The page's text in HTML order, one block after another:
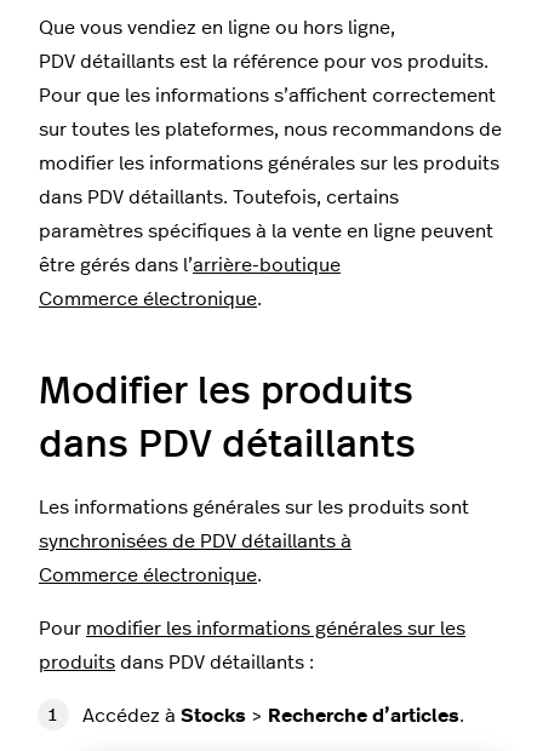
Que vous vendiez en ligne ou hors ligne,
PDV détaillants est la référence pour vos produits.
Pour que les informations s’affichent correctement
sur toutes les plateformes, nous recommandons de
modifier les informations générales sur les produits
dans PDV détaillants. Toutefois, certains
paramètres spécifiques à la vente en ligne peuvent
être gérés dans l’arrière-boutique
Commerce électronique.
Modifier les produits
dans PDV détaillants
Les informations générales sur les produits sont
synchronisées de PDV détaillants à
Commerce électronique.
Pour modifier les informations générales sur les
produits dans PDV détaillants :
Accédez à Stocks > Recherche d’articles.